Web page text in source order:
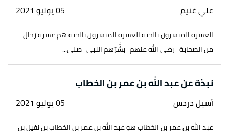
علي غنيم 05 يوليو 2021
العشرة المبشرون بالجنة العشرة المبشرون بالجنة هم عشرة رجال
من الصحابة -رضي الله عنهم- بشَّرَهم النبي -صلى...
نبذة عن عبد الله بن عمر بن الخطاب
أسيل دردس 05 يوليو 2021
عبد الله بن عمر بن الخطاب هو عبد الله بن عمر بن الخطاب بن نفيل بن